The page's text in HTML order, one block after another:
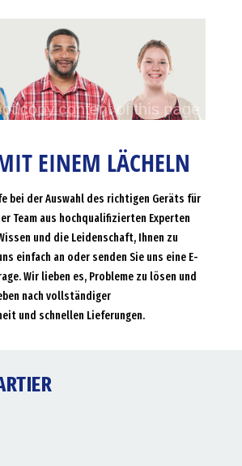
EINEM LÄCHELN
bei der Auswahl des richtigen Geräts für
Team aus hochqualifizierten Experten
und die Leidenschaft, Ihnen zu
einfach an oder senden Sie uns eine E-
Wir lieben es, Probleme zu lösen und
nach vollständiger
und schnellen Lieferungen.